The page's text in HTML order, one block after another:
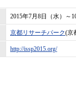
2015年7月8日（水）～
京都リサーチパーク(京
http://issp2015.org/